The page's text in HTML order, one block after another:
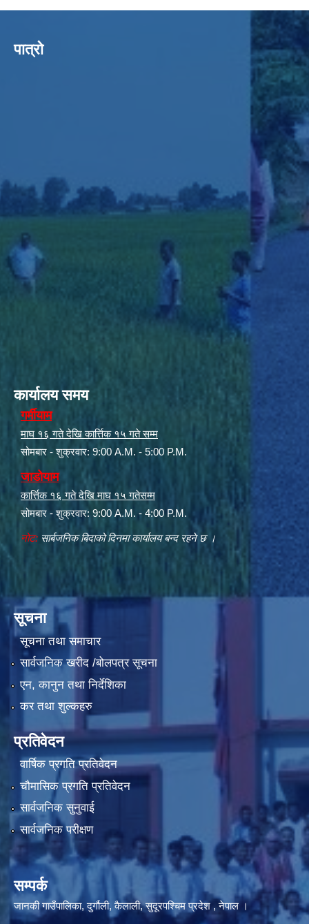
पात्रो
कार्यालय समय
गर्मीयाम
माघ १६ गते देखि कार्त्तिक १५ गते सम्म
सोमबार - शुक्रवार: 9:00 A.M. - 5:00 P.M.
जाडोयाम
कार्त्तिक १६ गते देखि माघ १५ गतेसम्म
सोमबार - शुक्रवार: 9:00 A.M. - 4:00 P.M.
नोट: सार्बजनिक बिदाको दिनमा कार्यालय बन्द रहने छ ।
सूचना
सूचना तथा समाचार
सार्वजनिक खरीद /बोलपत्र सूचना
एन, कानुन तथा निर्देशिका
कर तथा शुल्कहरु
प्रतिवेदन
वार्षिक प्रगति प्रतिवेदन
चौमासिक प्रगति प्रतिवेदन
सार्वजनिक सुनुवाई
सार्वजनिक परीक्षण
सम्पर्क
जानकी गाउँपालिका, दुर्गौली, कैलाली, सुदूरपश्चिम प्रदेश , नेपाल ।